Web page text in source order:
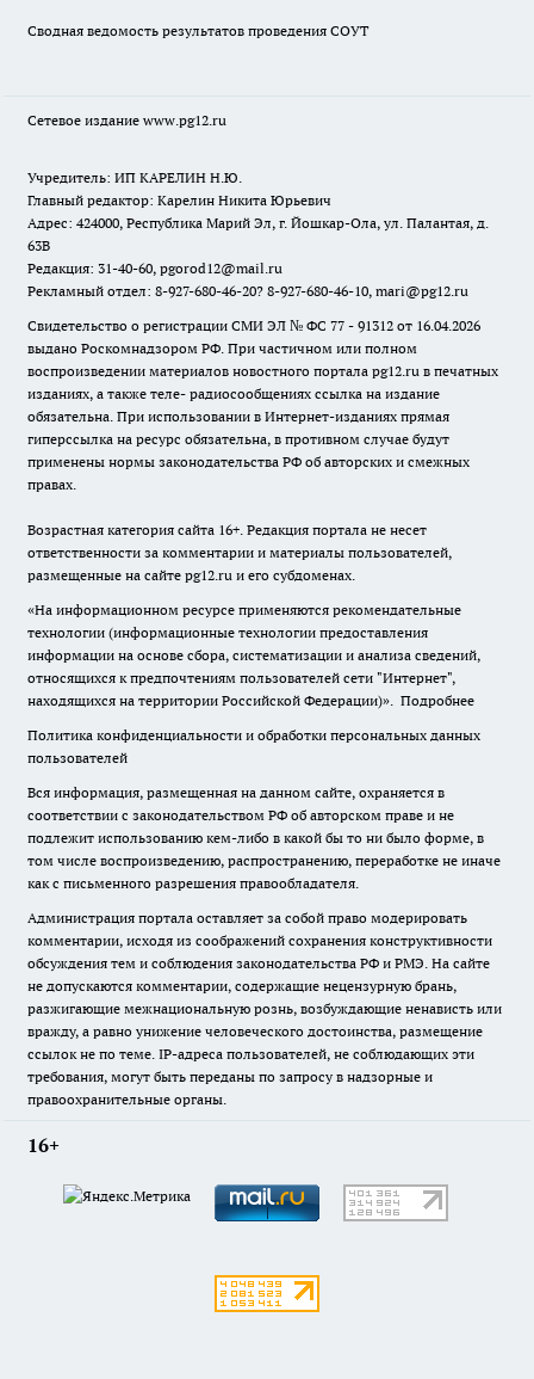
Сводная ведомость результатов проведения СОУТ
Сетевое издание www.pg12.ru
Учредитель: ИП КАРЕЛИН Н.Ю.
Главный редактор: Карелин Никита Юрьевич
Адрес: 424000, Республика Марий Эл, г. Йошкар-Ола, ул. Палантая, д.
63В
Редакция: 31-40-60, pgorod12@mail.ru
Рекламный отдел: 8-927-680-46-20? 8-927-680-46-10, mari@pg12.ru
Свидетельство о регистрации СМИ ЭЛ № ФС 77 - 91312 от 16.04.2026
выдано Роскомнадзором РФ. При частичном или полном
воспроизведении материалов новостного портала pg12.ru в печатных
изданиях, а также теле- радиосообщениях ссылка на издание
обязательна. При использовании в Интернет-изданиях прямая
гиперссылка на ресурс обязательна, в противном случае будут
применены нормы законодательства РФ об авторских и смежных
правах.
Возрастная категория сайта 16+. Редакция портала не несет
ответственности за комментарии и материалы пользователей,
размещенные на сайте pg12.ru и его субдоменах.
«На информационном ресурсе применяются рекомендательные
технологии (информационные технологии предоставления
информации на основе сбора, систематизации и анализа сведений,
относящихся к предпочтениям пользователей сети "Интернет",
находящихся на территории Российской Федерации)». Подробнее
Политика конфиденциальности и обработки персональных данных
пользователей
Вся информация, размещенная на данном сайте, охраняется в
соответствии с законодательством РФ об авторском праве и не
подлежит использованию кем-либо в какой бы то ни было форме, в
том числе воспроизведению, распространению, переработке не иначе
как с письменного разрешения правообладателя.
Администрация портала оставляет за собой право модерировать
комментарии, исходя из соображений сохранения конструктивности
обсуждения тем и соблюдения законодательства РФ и РМЭ. На сайте
не допускаются комментарии, содержащие нецензурную брань,
разжигающие межнациональную рознь, возбуждающие ненависть или
вражду, а равно унижение человеческого достоинства, размещение
ссылок не по теме. IP-адреса пользователей, не соблюдающих эти
требования, могут быть переданы по запросу в надзорные и
правоохранительные органы.
16+